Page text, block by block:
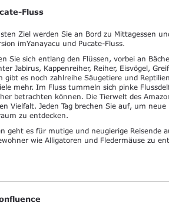
Fluss
Ziel werden Sie an Bord zu Mittagessen
imYanayacu und Pucate-Fluss.
Sie sich entlang den Flüssen, vorbei an
Jabirus, Kappenreiher, Reiher, Eisvögel,
gibt es noch zahlreihe Säugetiere und
mehr. Im Fluss tummeln sich pinke
betrachten können. Die Tierwelt des
Vielfalt. Jeden Tag brechen Sie auf, um
zu entdecken.
geht es für mutige und neugierige Reisende
wie Alligatoren und Fledermäuse zu